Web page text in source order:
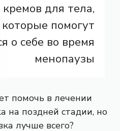
для тела,
которые помогут
о себе во время
менопаузы